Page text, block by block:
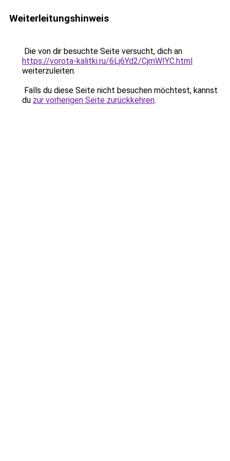
Weiterleitungshinweis
Die von dir besuchte Seite versucht, dich an
https://vorota-kalitki.ru/6Lj6Yd2/CjmWIYC.html
weiterzuleiten.
Falls du diese Seite nicht besuchen möchtest, kannst
du zur vorherigen Seite zurückkehren.